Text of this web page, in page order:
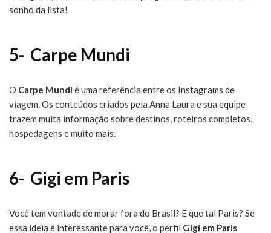
sonho da lista!
5- Carpe Mundi
O Carpe Mundi é uma referência entre os Instagrams de
viagem. Os conteúdos criados pela Anna Laura e sua equipe
trazem muita informação sobre destinos, roteiros completos,
hospedagens e muito mais.
6- Gigi em Paris
Você tem vontade de morar fora do Brasil? E que tal Paris? Se
essa ideia é interessante para você, o perfil Gigi em Paris